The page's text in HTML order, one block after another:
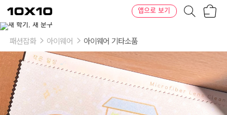
텐
바
텐
앱으로 보기
패션잡화 아이웨어 아이웨어 기타소품